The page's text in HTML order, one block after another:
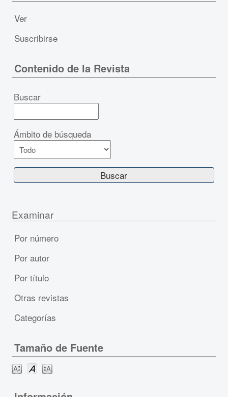
Ver
Suscribirse
Contenido de la Revista
Buscar
Ámbito de búsqueda
Examinar
Por número
Por autor
Por título
Otras revistas
Categorías
Tamaño de Fuente